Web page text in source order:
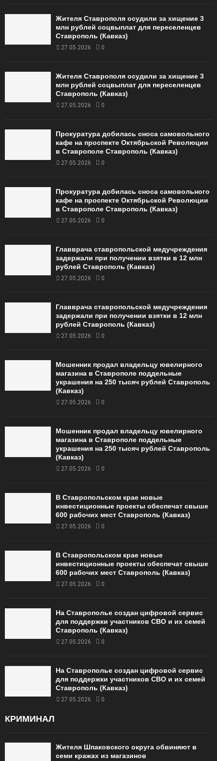
Жителя Ставрополя осудили за хищение 3
млн рублей соцвыплат для переселенцев
Ставрополь (Кавказ)
27.05.2026 0
Жителя Ставрополя осудили за хищение 3
млн рублей соцвыплат для переселенцев
Ставрополь (Кавказ)
27.05.2026 0
Прокуратура добилась сноса самовольного
кафе на проспекте Октябрьской Революции
в Ставрополе Ставрополь (Кавказ)
27.05.2026 0
Прокуратура добилась сноса самовольного
кафе на проспекте Октябрьской Революции
в Ставрополе Ставрополь (Кавказ)
27.05.2026 0
Главврача ставропольской медучреждения
задержали при получении взятки в 12 млн
рублей Ставрополь (Кавказ)
27.05.2026 0
Главврача ставропольской медучреждения
задержали при получении взятки в 12 млн
рублей Ставрополь (Кавказ)
27.05.2026 0
Мошенник продал владельцу ювелирного
магазина в Ставрополе поддельные
украшения на 250 тысяч рублей Ставрополь
(Кавказ)
27.05.2026 0
Мошенник продал владельцу ювелирного
магазина в Ставрополе поддельные
украшения на 250 тысяч рублей Ставрополь
(Кавказ)
27.05.2026 0
В Ставропольском крае новые
инвестиционные проекты обеспечат свыше
600 рабочих мест Ставрополь (Кавказ)
27.05.2026 0
В Ставропольском крае новые
инвестиционные проекты обеспечат свыше
600 рабочих мест Ставрополь (Кавказ)
27.05.2026 0
На Ставрополье создан цифровой сервис
для поддержки участников СВО и их семей
Ставрополь (Кавказ)
27.05.2026 0
На Ставрополье создан цифровой сервис
для поддержки участников СВО и их семей
Ставрополь (Кавказ)
27.05.2026 0
КРИМИНАЛ
Жителя Шпаковского округа обвиняют в
семи кражах из магазинов